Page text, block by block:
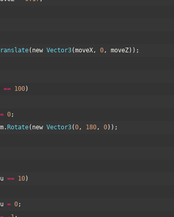
( new Vector3(moveX, 0, moveZ) ) ;
== 100)
= 0;
. Rotate( new Vector3(0, 180, 0) ) ;
== 10)
= 0;